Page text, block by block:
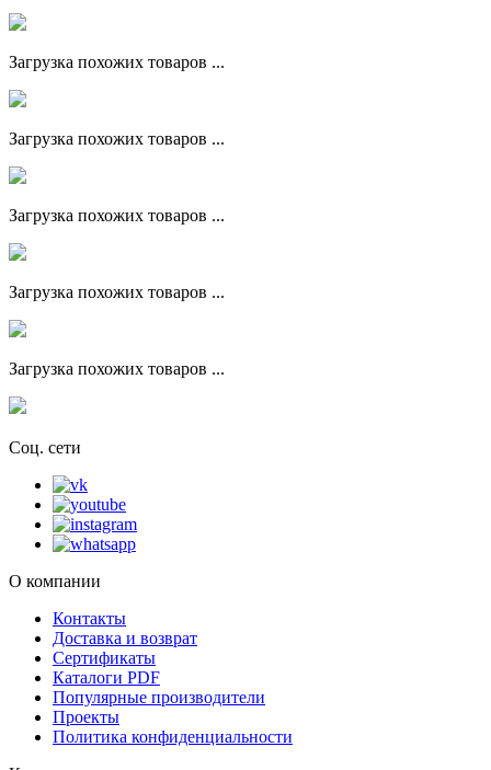
Загрузка похожих товаров ...
Загрузка похожих товаров ...
Загрузка похожих товаров ...
Загрузка похожих товаров ...
Загрузка похожих товаров ...
Соц. сети
О компании
Контакты
Доставка и возврат
Сертификаты
Каталоги PDF
Популярные производители
Проекты
Политика конфиденциальности